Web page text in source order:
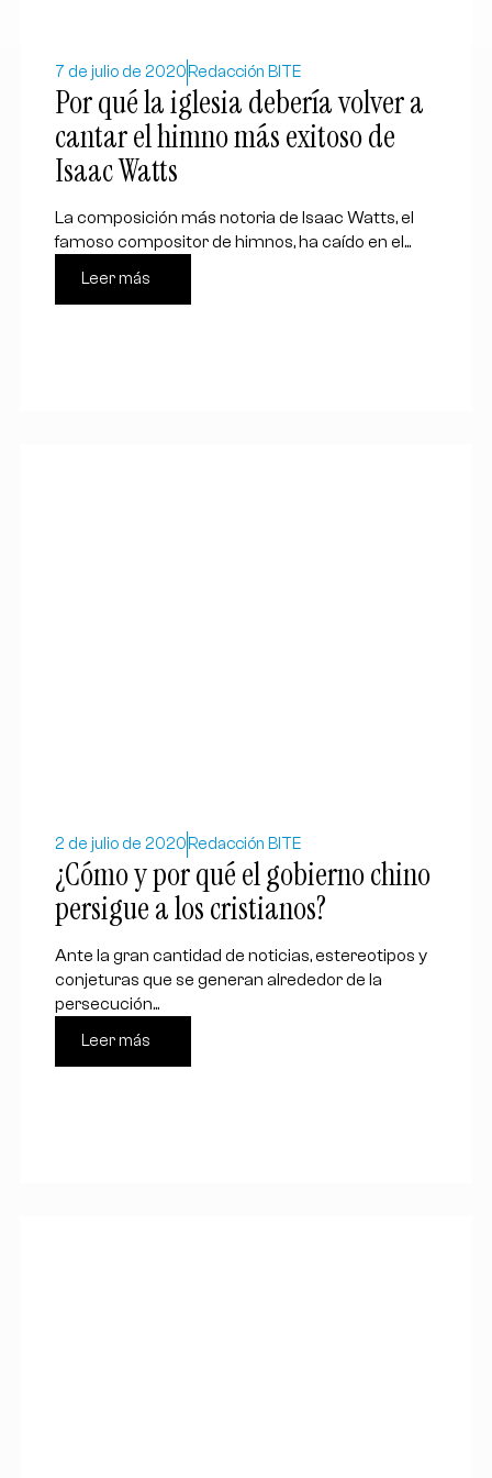
7 de julio de 2020 Redacción BITE
Por qué la iglesia debería volver a
cantar el himno más exitoso de
Isaac Watts
La composición más notoria de Isaac Watts, el
famoso compositor de himnos, ha caído en el...
Leer más
2 de julio de 2020 Redacción BITE
¿Cómo y por qué el gobierno chino
persigue a los cristianos?
Ante la gran cantidad de noticias, estereotipos y
conjeturas que se generan alrededor de la
persecución...
Leer más